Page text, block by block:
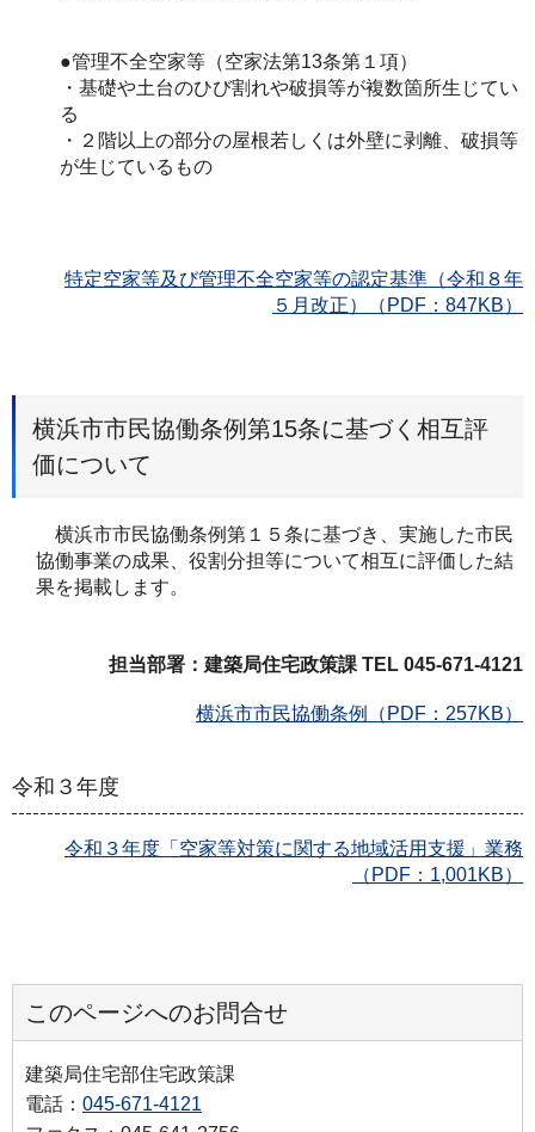
●管理不全空家等（空家法第13条第１項）
・基礎や土台のひび割れや破損等が複数箇所生じてい
る
・２階以上の部分の屋根若しくは外壁に剥離、破損等
が生じているもの
特定空家等及び管理不全空家等の認定基準（令和８年
５月改正）（PDF：847KB）
横浜市市民協働条例第15条に基づく相互評
価について
横浜市市民協働条例第１５条に基づき、実施した市民
協働事業の成果、役割分担等について相互に評価した結
果を掲載します。
担当部署：建築局住宅政策課 TEL 045-671-4121
横浜市市民協働条例（PDF：257KB）
令和３年度
令和３年度「空家等対策に関する地域活用支援」業務
（PDF：1,001KB）
このページへのお問合せ
建築局住宅部住宅政策課
電話： 045-671-4121